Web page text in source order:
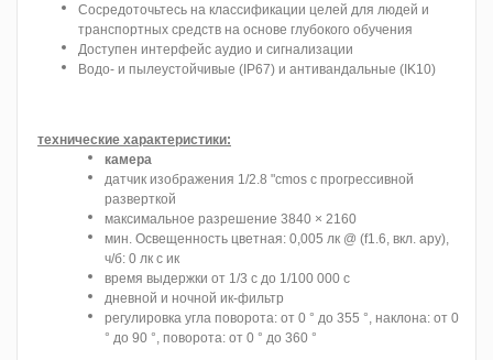
Сосредоточьтесь на классификации целей для людей и
транспортных средств на основе глубокого обучения
Доступен интерфейс аудио и сигнализации
Водо- и пылеустойчивые (IP67) и антивандальные (IK10)
технические характеристики:
камера
датчик изображения 1/2.8 "cmos с прогрессивной
разверткой
максимальное разрешение 3840 × 2160
мин. Освещенность цветная: 0,005 лк @ (f1.6, вкл. ару),
ч/б: 0 лк с ик
время выдержки от 1/3 с до 1/100 000 с
дневной и ночной ик-фильтр
регулировка угла поворота: от 0 ° до 355 °, наклона: от 0
° до 90 °, поворота: от 0 ° до 360 °